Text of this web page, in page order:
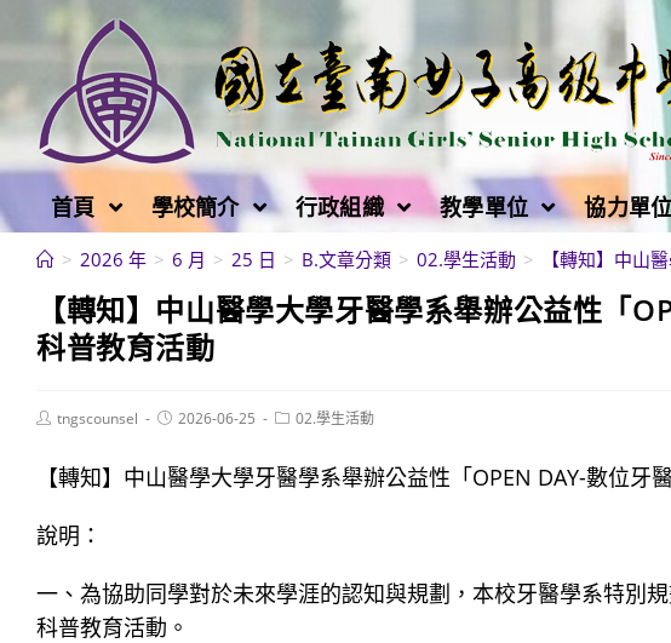
轉
至
容
首頁 學校簡介 行政組織 教學單位 協力單位
> 2026 年 > 6 月 > 25 日 > B.文章分類 > 02.學生活動 > 【轉知】中山
【轉知】中山醫學大學牙醫學系舉辦公益性「
科普教育活動
Posttngscounsel
Post2026-06-25
Post02.學生活動
【轉知】中山醫學大學牙醫學系舉辦公益性「OPEN DAY-數位牙
說明：
一、為協助同學對於未來學涯的認知與規劃，本校牙醫學系特別
科普教育活動。